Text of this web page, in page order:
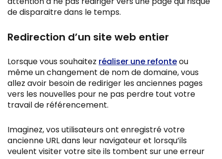
de disparaitre dans le temps.
Redirection d’un site web entier
Lorsque vous souhaitez réaliser une refonteou
même un changement de nom de domaine, vous
allez avoir besoin de rediriger les anciennes pages
vers les nouvelles pour ne pas perdre tout votre
travail de référencement.
Imaginez, vos utilisateurs ont enregistré votre
ancienne URL dans leur navigateur et lorsqu’ils
veulent visiter votre site ils tombent sur une erreur